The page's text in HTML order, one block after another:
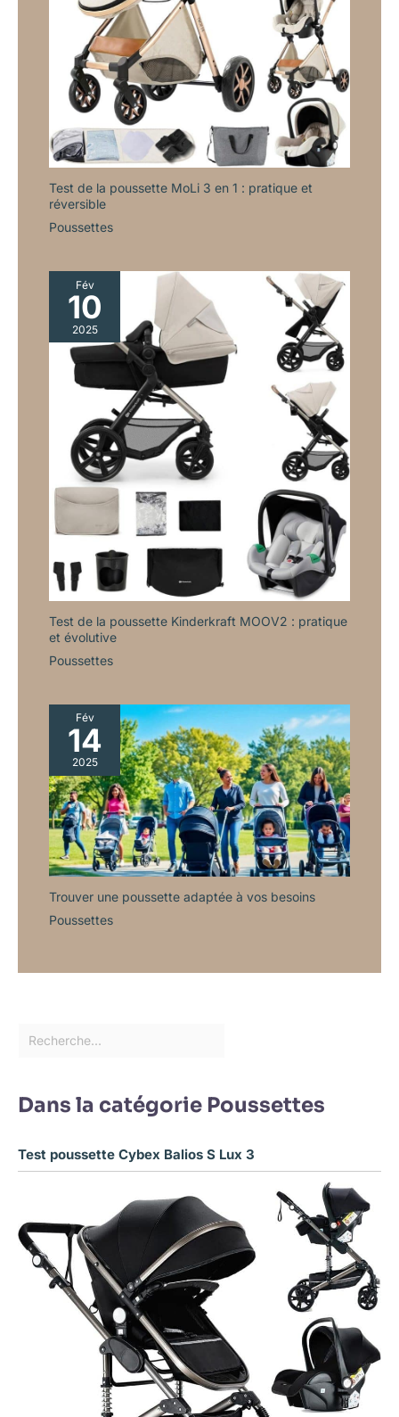
moustiquaire et un sac à
couches spacieux dont la
couleur est assortie à celle de la
poussette. Ce sac peut être fixé
au guidon et peut également
être utilisé comme sac à dos.
moustiquaire et un sac à
couches spacieux dont la
couleur est assortie à celle de la
poussette. Ce sac peut être fixé
au guidon et peut également
être utilisé comme sac à dos.
stable pour votre bébé, même lors de la traversée des terrains
divers tels que les rues de la ville ou des chemins inégaux. En
minimisant les secousses et les bosses, combiné landau
poussette offre à votre bébé un voyage serein et paisible,
améliorant leur confort et leur plaisir général.
Test de la poussette MoLi 3 en 1 : pratique et
réversible
Poussettes
Fév
10
2025
Test de la poussette Kinderkraft MOOV2 : pratique
et évolutive
Poussettes
Fév
14
2025
Trouver une poussette adaptée à vos besoins
Poussettes
Dans la catégorie Poussettes
Test poussette Cybex Balios S Lux 3